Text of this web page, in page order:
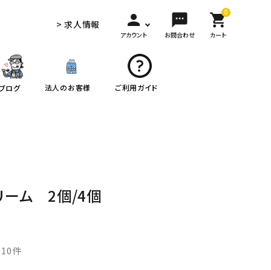
> 求人情報 person
アカウント
sms
お問合わせ
0
shopping_cart
カート
ログ 法人のお客様 ご利用ガイド
ーム 2個/4個
10件